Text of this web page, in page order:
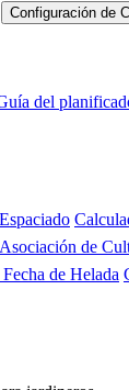
Configuración de
del
de
de Helada